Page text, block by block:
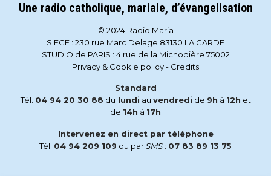
Une radio catholique, mariale, d’évangelisation
© 2024 Radio Maria
SIEGE : 230 rue Marc Delage 83130 LA GARDE
STUDIO de PARIS : 4 rue de la Michodière 75002
Privacy & Cookie policy- Credits
Standard
Tél. 04 94 20 30 88 du lundi au vendredi de 9h à 12h et
de 14h à 17h
Intervenez en direct par téléphone
Tél. 04 94 209 109 ou parSMS : 07 83 89 13 75